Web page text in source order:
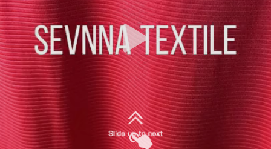
DE
LA
FÁBRICA
CONTROL
DE
CALIDAD